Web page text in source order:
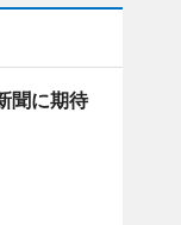
聞に期待